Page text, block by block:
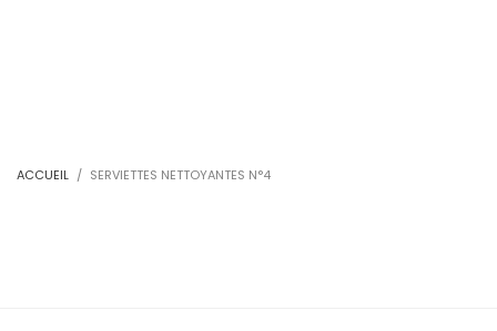
ACCUEIL SERVIETTES NETTOYANTES N°4